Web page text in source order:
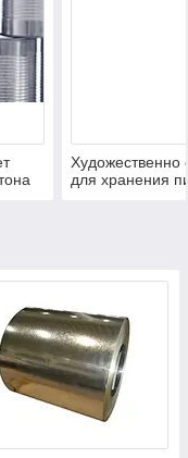
Художественно
для хранения